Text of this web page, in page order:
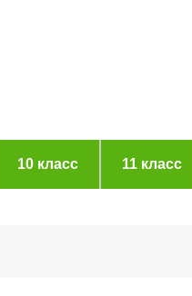
10 класс 11 класс